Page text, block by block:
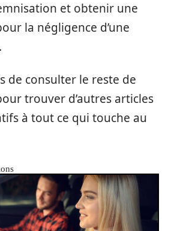
et obtenir une
la négligence d’une
de consulter le reste de
trouver d’autres articles
à tout ce qui touche au